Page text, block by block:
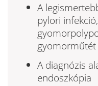
A
pylori
gyomorműtét
A diagnózis
endoszkópia